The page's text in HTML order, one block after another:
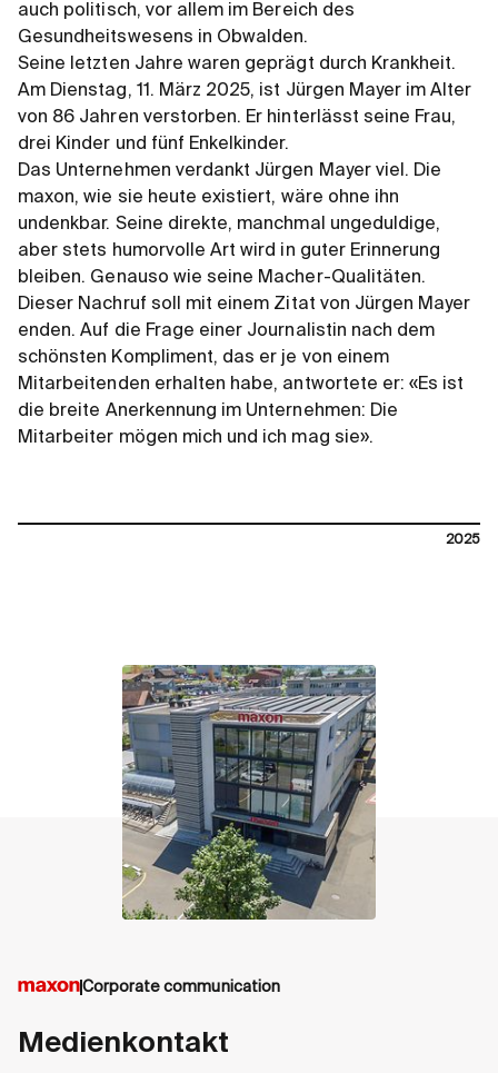
auch politisch, vor allem im Bereich des
Gesundheitswesens in Obwalden.
Seine letzten Jahre waren geprägt durch Krankheit.
Am Dienstag, 11. März 2025, ist Jürgen Mayer im Alter
von 86 Jahren verstorben. Er hinterlässt seine Frau,
drei Kinder und fünf Enkelkinder.
Das Unternehmen verdankt Jürgen Mayer viel. Die
maxon, wie sie heute existiert, wäre ohne ihn
undenkbar. Seine direkte, manchmal ungeduldige,
aber stets humorvolle Art wird in guter Erinnerung
bleiben. Genauso wie seine Macher-Qualitäten.
Dieser Nachruf soll mit einem Zitat von Jürgen Mayer
enden. Auf die Frage einer Journalistin nach dem
schönsten Kompliment, das er je von einem
Mitarbeitenden erhalten habe, antwortete er: «Es ist
die breite Anerkennung im Unternehmen: Die
Mitarbeiter mögen mich und ich mag sie».
2025
contact
Corporate communication
Medienkontakt